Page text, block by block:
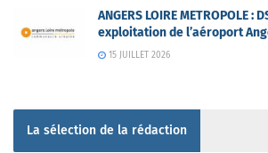
ANGERS LOIRE METROPOLE :
exploitation de l’aéroport
15 JUILLET 2026
La sélection de la rédaction